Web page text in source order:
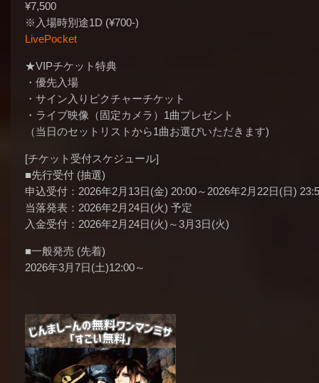
¥7,500
※入場時別途1D (¥700-)
LivePocket
★VIPチケット特典
・優先入場
・サイン入りピクチャーチケット
・ライブ映像（固定カメラ）1曲プレゼント
（当日のセットリストから1曲お選びいただきます)
[チケット受付スケジュール]
■先行受付 (抽選)
申込受付：2026年2月13日(金) 20:00～2026年2月22日(日)
当落発表：2026年2月24日(火) 予定
入金受付：2026年2月24日(火)～3月3日(火)
■一般発売 (先着)
2026年3月7日(土)12:00～